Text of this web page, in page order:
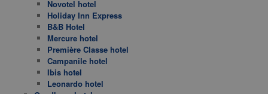
Novotel hotel
Holiday Inn Express
B&B Hotel
Mercure hotel
Première Classe hotel
Campanile hotel
Ibis hotel
Leonardo hotel